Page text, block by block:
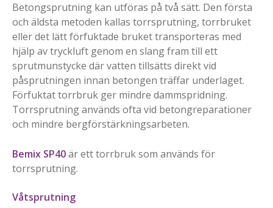
Betongsprutning kan utföras på två sätt. Den första
och äldsta metoden kallas torrsprutning, torrbruket
eller det lätt förfuktade bruket transporteras med
hjälp av tryckluft genom en slang fram till ett
sprutmunstycke där vatten tillsätts direkt vid
påsprutningen innan betongen träffar underlaget.
Förfuktat torrbruk ger mindre dammspridning.
Torrsprutning används ofta vid betongreparationer
och mindre bergförstärkningsarbeten.
Bemix SP40är ett torrbruk som används för
torrsprutning.
Våtsprutning